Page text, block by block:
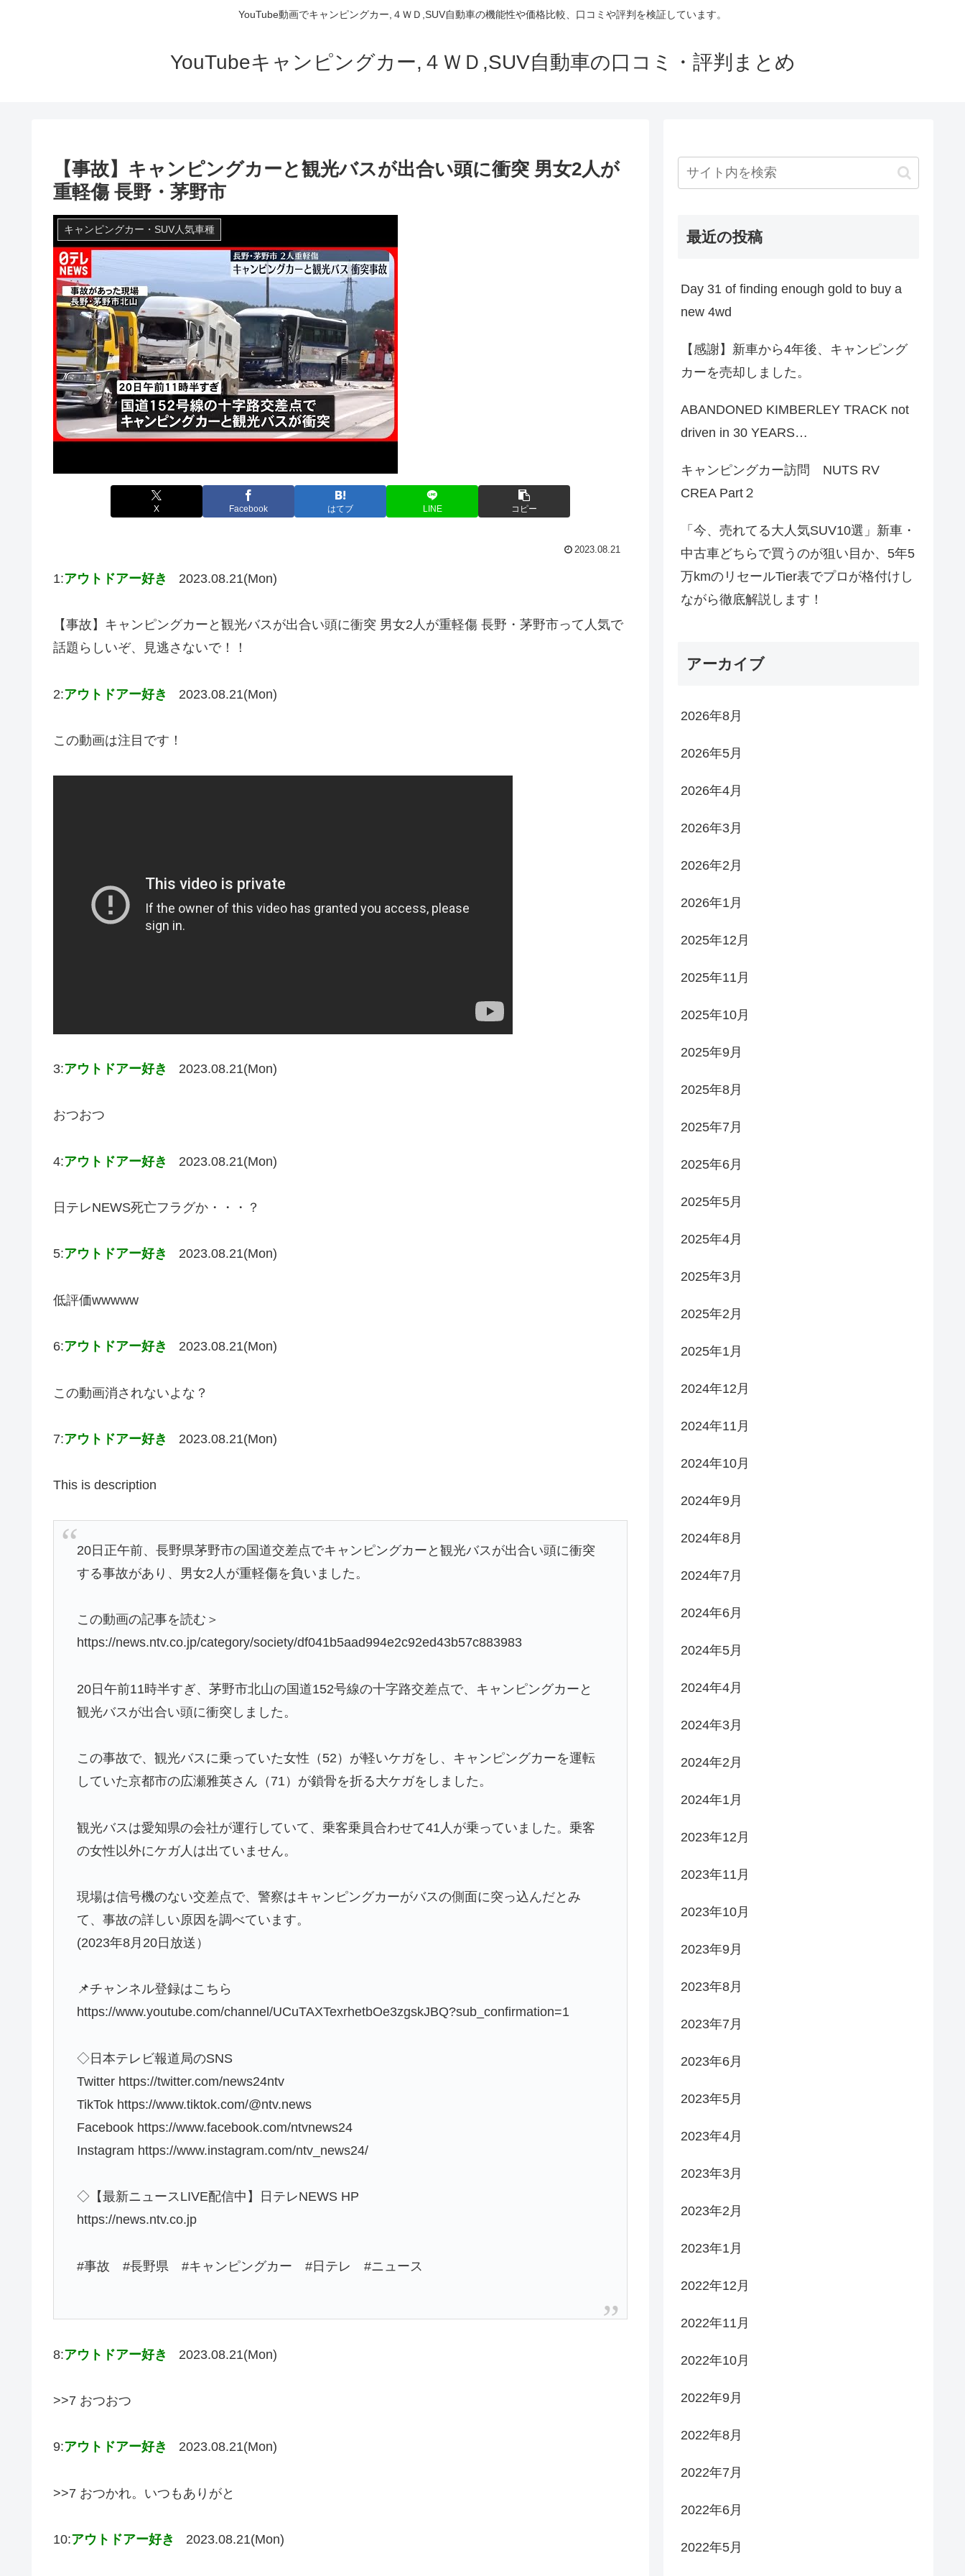
YouTube動画でキャンピングカー,４ＷＤ,SUV自動車の機能性や価格比較、口コミや評判を検証しています。
YouTubeキャンピングカー,４ＷＤ,SUV自動車の口コミ・評判まとめ
【事故】キャンピングカーと観光バスが出合い頭に衝突 男女2人が
重軽傷 長野・茅野市
キャンピングカー・SUV人気車種
X Facebook はてブ LINE コピー
2023.08.21
1:アウトドアー好き 2023.08.21(Mon)
【事故】キャンピングカーと観光バスが出合い頭に衝突 男女2人が重軽傷 長野・茅野市って人気で
話題らしいぞ、見逃さないで！！
2:アウトドアー好き 2023.08.21(Mon)
この動画は注目です！
3:アウトドアー好き 2023.08.21(Mon)
おつおつ
4:アウトドアー好き 2023.08.21(Mon)
日テレNEWS死亡フラグか・・・？
5:アウトドアー好き 2023.08.21(Mon)
低評価wwwww
6:アウトドアー好き 2023.08.21(Mon)
この動画消されないよな？
7:アウトドアー好き 2023.08.21(Mon)
This is description
20日正午前、長野県茅野市の国道交差点でキャンピングカーと観光バスが出合い頭に衝突
する事故があり、男女2人が重軽傷を負いました。
この動画の記事を読む＞
https://news.ntv.co.jp/category/society/df041b5aad994e2c92ed43b57c883983
20日午前11時半すぎ、茅野市北山の国道152号線の十字路交差点で、キャンピングカーと
観光バスが出合い頭に衝突しました。
この事故で、観光バスに乗っていた女性（52）が軽いケガをし、キャンピングカーを運転
していた京都市の広瀬雅英さん（71）が鎖骨を折る大ケガをしました。
観光バスは愛知県の会社が運行していて、乗客乗員合わせて41人が乗っていました。乗客
の女性以外にケガ人は出ていません。
現場は信号機のない交差点で、警察はキャンピングカーがバスの側面に突っ込んだとみ
て、事故の詳しい原因を調べています。
(2023年8月20日放送）
📌チャンネル登録はこちら
https://www.youtube.com/channel/UCuTAXTexrhetbOe3zgskJBQ?sub_confirmation=1
◇日本テレビ報道局のSNS
Twitter https://twitter.com/news24ntv
TikTok https://www.tiktok.com/@ntv.news
Facebook https://www.facebook.com/ntvnews24
Instagram https://www.instagram.com/ntv_news24/
◇【最新ニュースLIVE配信中】日テレNEWS HP
https://news.ntv.co.jp
#事故 #長野県 #キャンピングカー #日テレ #ニュース
8:アウトドアー好き 2023.08.21(Mon)
>>7 おつおつ
9:アウトドアー好き 2023.08.21(Mon)
>>7 おつかれ。いつもありがと
10:アウトドアー好き 2023.08.21(Mon)
最近の投稿
Day 31 of finding enough gold to buy a
new 4wd
【感謝】新車から4年後、キャンピング
カーを売却しました。
ABANDONED KIMBERLEY TRACK not
driven in 30 YEARS…
キャンピングカー訪問 NUTS RV
CREA Part２
「今、売れてる大人気SUV10選」新車・
中古車どちらで買うのが狙い目か、5年5
万kmのリセールTier表でプロが格付けし
ながら徹底解説します！
アーカイブ
2026年8月
2026年5月
2026年4月
2026年3月
2026年2月
2026年1月
2025年12月
2025年11月
2025年10月
2025年9月
2025年8月
2025年7月
2025年6月
2025年5月
2025年4月
2025年3月
2025年2月
2025年1月
2024年12月
2024年11月
2024年10月
2024年9月
2024年8月
2024年7月
2024年6月
2024年5月
2024年4月
2024年3月
2024年2月
2024年1月
2023年12月
2023年11月
2023年10月
2023年9月
2023年8月
2023年7月
2023年6月
2023年5月
2023年4月
2023年3月
2023年2月
2023年1月
2022年12月
2022年11月
2022年10月
2022年9月
2022年8月
2022年7月
2022年6月
2022年5月